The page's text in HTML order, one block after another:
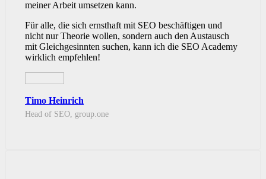
meiner Arbeit umsetzen kann.
Für alle, die sich ernsthaft mit SEO beschäftigen und
nicht nur Theorie wollen, sondern auch den Austausch
mit Gleichgesinnten suchen, kann ich die SEO Academy
wirklich empfehlen!
Timo Heinrich
Head of SEO, group.one